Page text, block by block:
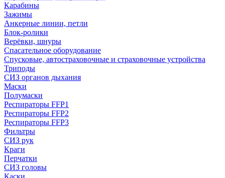
Карабины
Зажимы
Анкерные линии, петли
Блок-ролики
Верёвки, шнуры
Спасательное оборудование
Спусковые, автостраховочные и страховочные устройства
Триподы
СИЗ органов дыхания
Маски
Полумаски
Респираторы FFP1
Респираторы FFP2
Респираторы FFP3
Фильтры
СИЗ рук
Краги
Перчатки
СИЗ головы
Каски